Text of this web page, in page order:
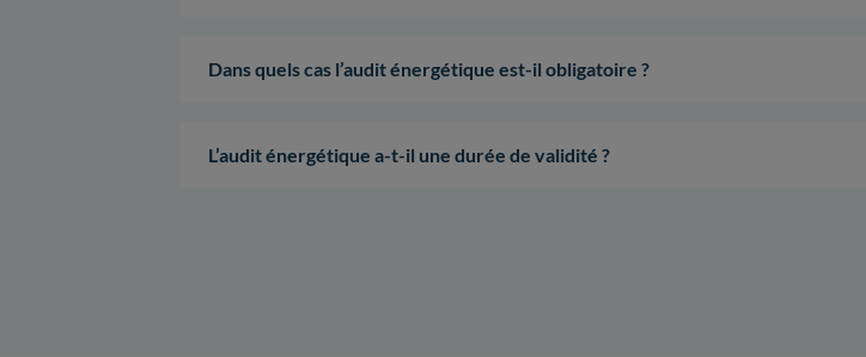
Dans quels cas l’audit énergétique est-il obligatoire ?
L’audit énergétique a-t-il une durée de validité ?